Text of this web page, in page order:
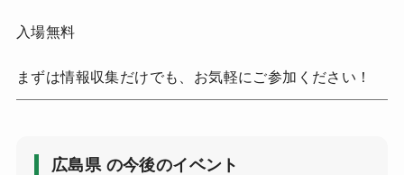
入場無料
まずは情報収集だけでも、お気軽にご参加ください！
広島県 の今後のイベント